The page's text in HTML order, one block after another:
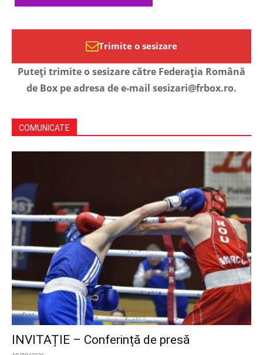
Trimite o sesizare
Puteți trimite o sesizare către Federația Română
de Box pe adresa de e-mail sesizari@frbox.ro.
COMUNICATE
INVITAȚIE – Conferință de presă